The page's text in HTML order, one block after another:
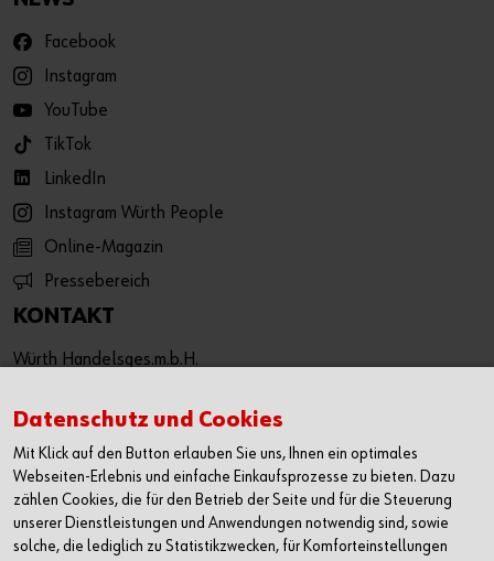
Facebook
Instagram
YouTube
TikTok
LinkedIn
Instagram Würth People
Online-Magazin
Pressebereich
KONTAKT
Würth Handelsges.m.b.H.
3071 Böheimkirchen
T: +43 50 8242 0
F: +43 50 8242 53333
info@wuerth.at
Datenschutz und Cookies
Mit Klick auf den Button erlauben Sie uns, Ihnen ein optimales
Webseiten-Erlebnis und einfache Einkaufsprozesse zu bieten. Dazu
zählen Cookies, die für den Betrieb der Seite und für die Steuerung
unserer Dienstleistungen und Anwendungen notwendig sind, sowie
solche, die lediglich zu Statistikzwecken, für Komforteinstellungen